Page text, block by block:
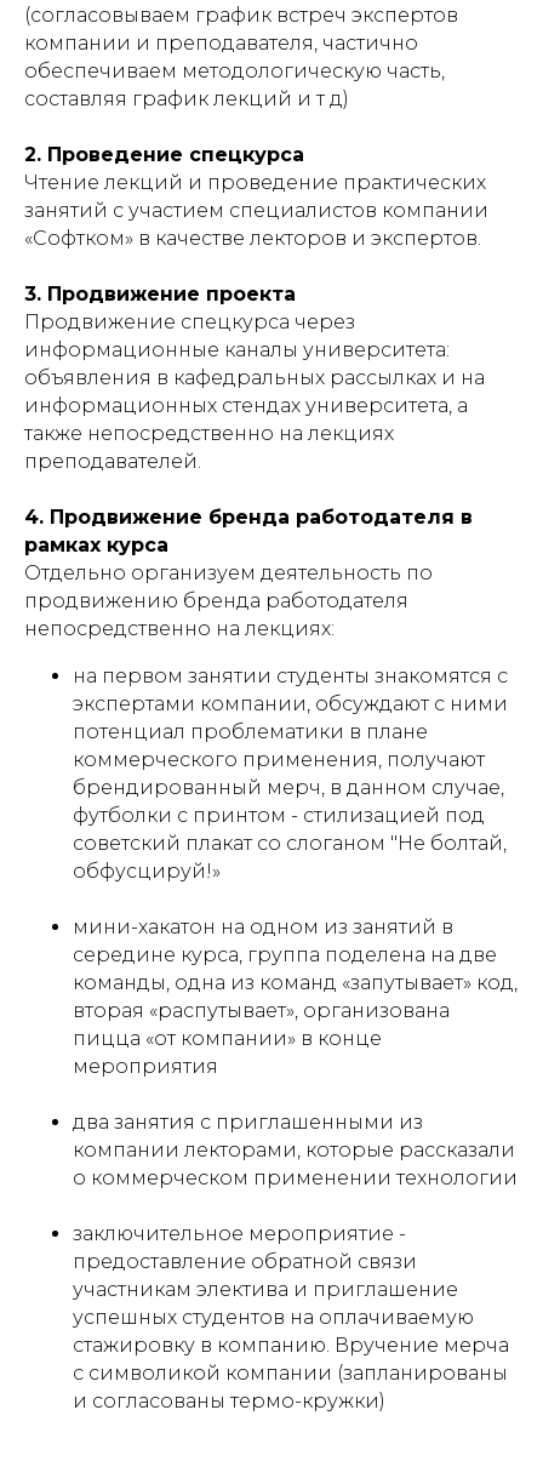
(согласовываем график встреч экспертов
компании и преподавателя, частично
обеспечиваем методологическую часть,
составляя график лекций и т д)
2. Проведение спецкурса
Чтение лекций и проведение практических
занятий с участием специалистов компании
«Софтком» в качестве лекторов и экспертов.
3. Продвижение проекта
Продвижение спецкурса через
информационные каналы университета:
объявления в кафедральных рассылках и на
информационных стендах университета, а
также непосредственно на лекциях
преподавателей.
4. Продвижение бренда работодателя в
рамках курса
Отдельно организуем деятельность по
продвижению бренда работодателя
непосредственно на лекциях:
на первом занятии студенты знакомятся с
экспертами компании, обсуждают с ними
потенциал проблематики в плане
коммерческого применения, получают
брендированный мерч, в данном случае,
футболки с принтом - стилизацией под
советский плакат со слоганом "Не болтай,
обфусцируй!»
мини-хакатон на одном из занятий в
середине курса, группа поделена на две
команды, одна из команд «запутывает» код,
вторая «распутывает», организована
пицца «от компании» в конце
мероприятия
два занятия с приглашенными из
компании лекторами, которые рассказали
о коммерческом применении технологии
заключительное мероприятие -
предоставление обратной связи
участникам электива и приглашение
успешных студентов на оплачиваемую
стажировку в компанию. Вручение мерча
с символикой компании (запланированы
и согласованы термо-кружки)